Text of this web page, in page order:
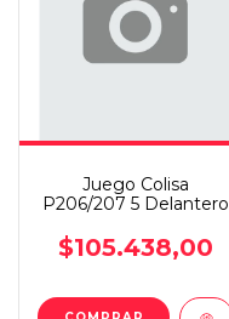
Juego Colisa
P206/207 5 Delantero
$105.438,00